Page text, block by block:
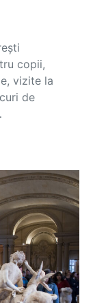
copii,
vizite la
de